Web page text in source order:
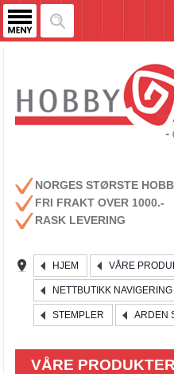
NORGES STØRSTE
FRI FRAKT OVER 1000.-
RASK LEVERING
HJEM VÅRE
NETTBUTIKK NAVIGERING
STEMPLER ARDEN
VÅRE PRODUKTER